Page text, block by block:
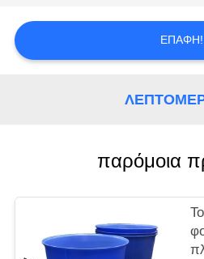
ΖΗΤΉΣΤΕ
ΑΠΌΣΠΑΣΜΑ
SITEMAP
PRIVACY
POLICY
ΕΠΑΦΉ!
παρόμοια